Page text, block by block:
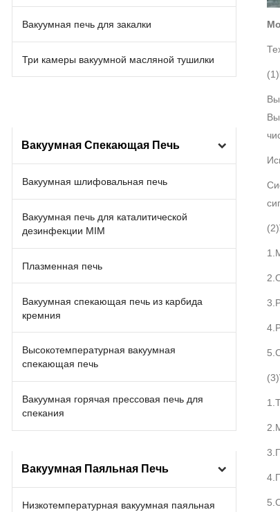
Вакуумная печь для закалки
Три камеры вакуумной масляной тушилки
Вакуумная Спекающая Печь
Вакуумная шлифовальная печь
Вакуумная печь для каталитической
дезинфекции MIM
Плазменная печь
Вакуумная спекающая печь из карбида
кремния
Высокотемпературная вакуумная
спекающая печь
Вакуумная горячая прессовая печь для
спекания
Вакуумная Паяльная Печь
Низкотемпературная вакуумная паяльная
(1)
(2)
(3)